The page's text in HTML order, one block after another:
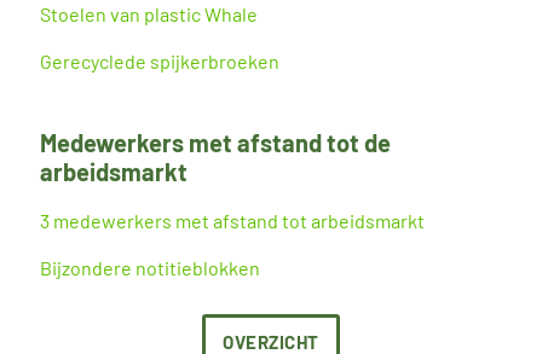
Stoelen van plastic Whale
Gerecyclede spijkerbroeken
Medewerkers met afstand tot de
arbeidsmarkt
3 medewerkers met afstand tot arbeidsmarkt
Bijzondere notitieblokken
OVERZICHT